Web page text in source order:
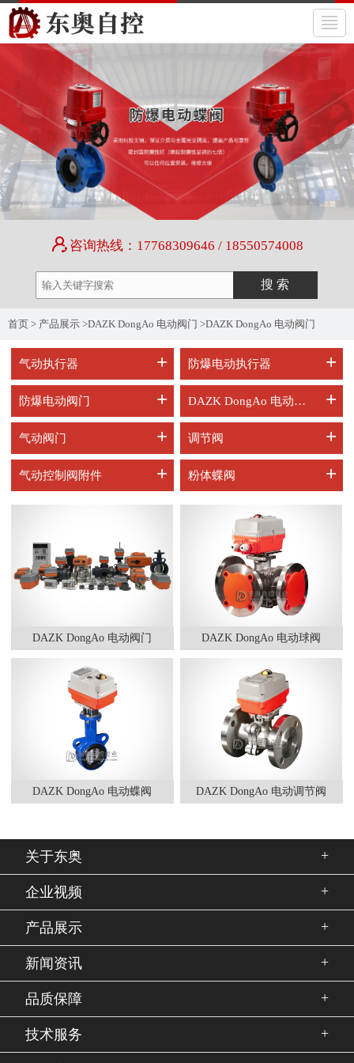
咨询热线：17768309646 / 18550574008
首页 > 产品展示 >DAZK DongAo 电动阀门 >DAZK DongAo 电动阀门
气动执行器 + 防爆电动执行器 +
防爆电动阀门 + DAZK DongAo 电动阀门 +
气动阀门 + 调节阀 +
气动控制阀附件 + 粉体蝶阀 +
DAZK DongAo 电动阀门 DAZK DongAo 电动球阀
DAZK DongAo 电动蝶阀 DAZK DongAo 电动调节阀
关于东奥 +
企业视频 +
产品展示 +
新闻资讯 +
品质保障 +
技术服务 +